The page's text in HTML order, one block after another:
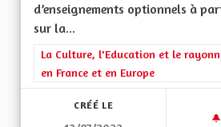
d’enseignements optionnels à
sur la...
Filtrer les résultats de la catégorie
La Culture, l'Education et le
en France et en Europe
CRÉÉ LE